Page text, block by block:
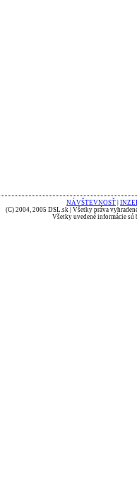
NÁVŠTEVNOSŤ
(C) 2004, 2005 DSL.sk | Všetky práva
Všetky uvedené informácie sú